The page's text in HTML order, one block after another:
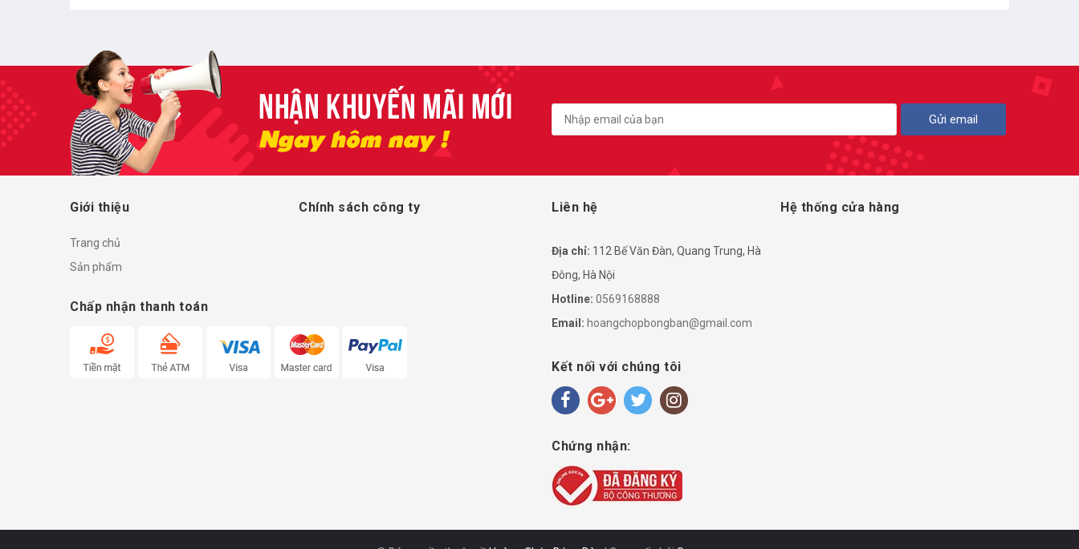
Gửi email
Giới thiệu
Trang chủ
Sản phẩm
Chính sách công ty
Chấp nhận thanh toán
Liên hệ
Địa chỉ: 112 Bế Văn Đàn, Quang Trung, Hà
Đông, Hà Nội
Hotline: 0569168888
Email: hoangchopbongban@gmail.com
Kết nối với chúng tôi
Chứng nhận:
Hệ thống cửa hàng